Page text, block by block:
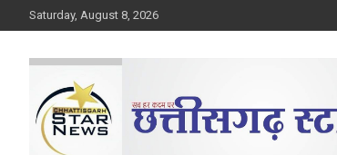
to
Saturday, August 8, 2026